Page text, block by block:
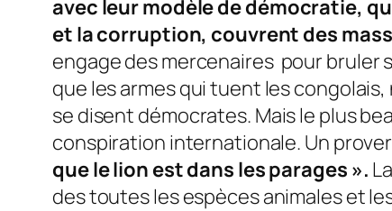
avec leur modèle de démocratie,
et la corruption, couvrent des
engage des mercenaires pour bruler
que les armes qui tuent les
se disent démocrates. Mais le plus
conspiration internationale. Un
que le lion est dans les parages ».
des toutes les espèces animales et